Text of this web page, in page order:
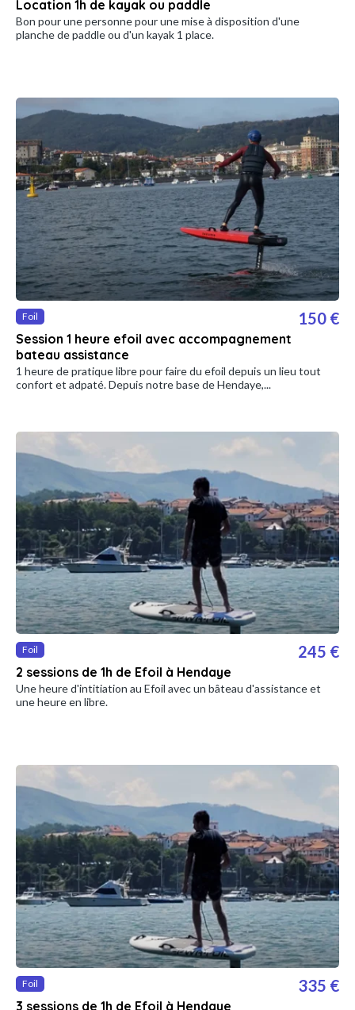
Location 1h de kayak ou paddle
Bon pour une personne pour une mise à disposition d'une
planche de paddle ou d'un kayak 1 place.
Foil
Session 1 heure efoil avec accompagnement
bateau assistance
150 €
1 heure de pratique libre pour faire du efoil depuis un lieu tout
confort et adpaté. Depuis notre base de Hendaye,...
Foil
2 sessions de 1h de Efoil à Hendaye
245 €
Une heure d'intitiation au Efoil avec un bâteau d'assistance et
une heure en libre.
Foil
3 sessions de 1h de Efoil à Hendaye
335 €